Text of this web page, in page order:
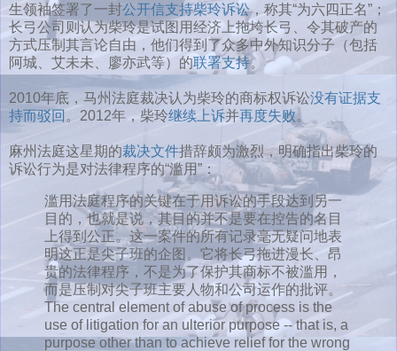
生领袖签署了一封公开信支持柴玲诉讼，称其“为六四正名”；
长弓公司则认为柴玲是试图用经济上拖垮长弓、令其破产的
方式压制其言论自由，他们得到了众多中外知识分子（包括
阿城、艾未未、廖亦武等）的联署支持。
2010年底，马州法庭裁决认为柴玲的商标权诉讼没有证据支
持而驳回 。2012年，柴玲继续上诉并再度失败。
麻州法庭这星期的裁决文件措辞颇为激烈，明确指出柴玲的
诉讼行为是对法律程序的“滥用”：
滥用法庭程序的关键在于用诉讼的手段达到另一
目的，也就是说，其目的并不是要在控告的名目
上得到公正。这一案件的所有记录毫无疑问地表
明这正是尖子班的企图。它将长弓拖进漫长、昂
贵的法律程序，不是为了保护其商标不被滥用，
而是压制对尖子班主要人物和公司运作的批评。
The central element of abuse of process is the
use of litigation for an ulterior purpose -- that is, a
purpose other than to achieve relief for the wrong